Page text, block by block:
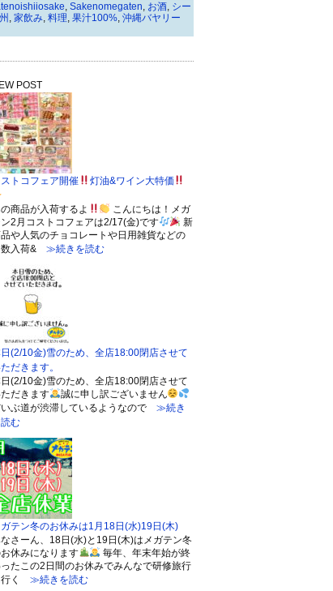
, Sakenomegaten, お酒, シー
, 家飲み, 料理, 果汁100%, 沖縄バヤリー
POST
トコフェア開催 灯油&ワイン大特価
商品が入荷するよ
こんにちは！メガ
2月コストコフェアは2/17(金)です
新
や人気のチョコレートや日用雑貨などの
入荷& ≫続きを読む
(2/10金)雪のため、全店18:00閉店させて
だきます。
(2/10金)雪のため、全店18:00閉店させて
だきます
誠に申し訳ございません
ぶ道が渋滞しているようなので ≫続き
む
ガテン冬のお休みは1月18日(水)19日(木)
さーん、18日(水)と19日(木)はメガテン冬
休みになります
毎年、年末年始が終
たこの2日間のお休みでみんなで研修旅行
く
≫続きを読む